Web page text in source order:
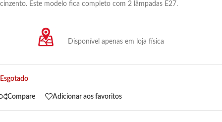
cinzento. Este modelo fica completo com 2 lâmpadas E27.
Disponível apenas em loja física
Esgotado
Compare Adicionar aos favoritos